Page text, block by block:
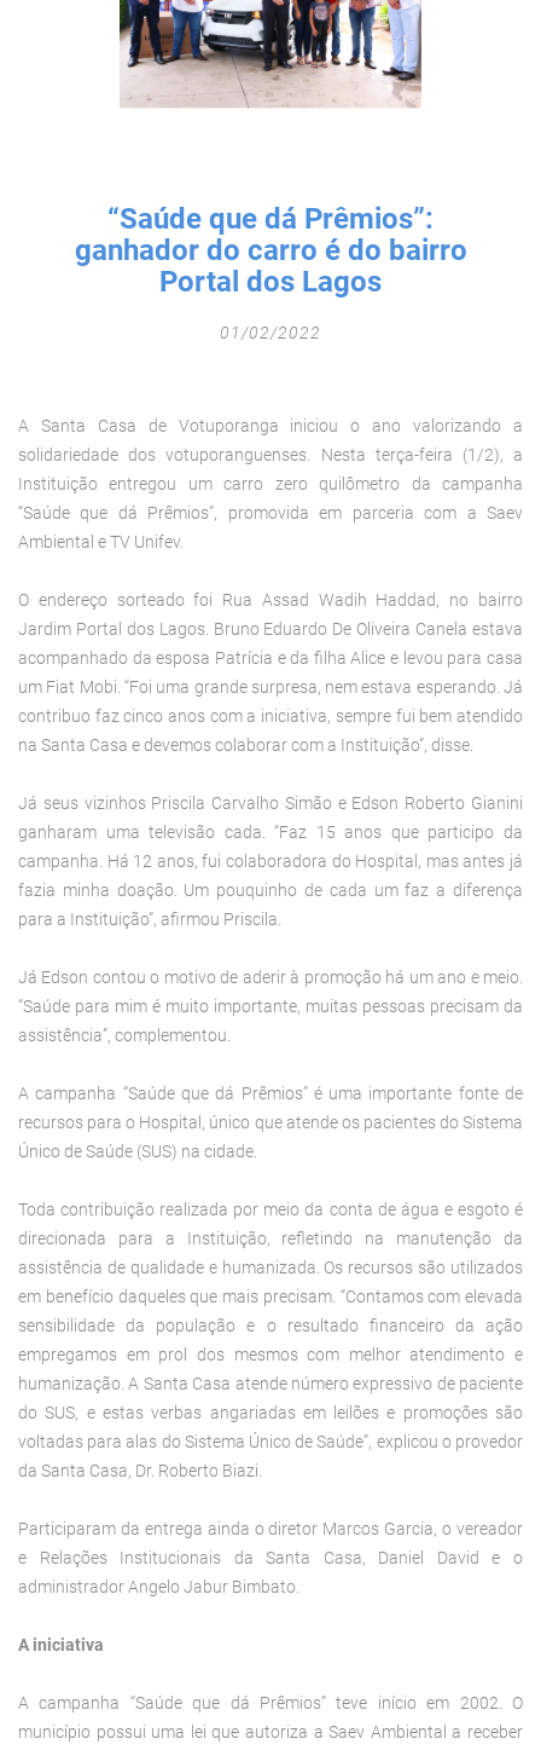
“Saúde que dá Prêmios”:
ganhador do carro é do bairro
Portal dos Lagos
01/02/2022
A Santa Casa de Votuporanga iniciou o ano valorizando a
solidariedade dos votuporanguenses. Nesta terça-feira (1/2), a
Instituição entregou um carro zero quilômetro da campanha
“Saúde que dá Prêmios”, promovida em parceria com a Saev
Ambiental e TV Unifev.
O endereço sorteado foi Rua Assad Wadih Haddad, no bairro
Jardim Portal dos Lagos. Bruno Eduardo De Oliveira Canela estava
acompanhado da esposa Patrícia e da filha Alice e levou para casa
um Fiat Mobi. “Foi uma grande surpresa, nem estava esperando. Já
contribuo faz cinco anos com a iniciativa, sempre fui bem atendido
na Santa Casa e devemos colaborar com a Instituição”, disse.
Já seus vizinhos Priscila Carvalho Simão e Edson Roberto Gianini
ganharam uma televisão cada. “Faz 15 anos que participo da
campanha. Há 12 anos, fui colaboradora do Hospital, mas antes já
fazia minha doação. Um pouquinho de cada um faz a diferença
para a Instituição”, afirmou Priscila.
Já Edson contou o motivo de aderir à promoção há um ano e meio.
“Saúde para mim é muito importante, muitas pessoas precisam da
assistência”, complementou.
A campanha “Saúde que dá Prêmios” é uma importante fonte de
recursos para o Hospital, único que atende os pacientes do Sistema
Único de Saúde (SUS) na cidade.
Toda contribuição realizada por meio da conta de água e esgoto é
direcionada para a Instituição, refletindo na manutenção da
assistência de qualidade e humanizada. Os recursos são utilizados
em benefício daqueles que mais precisam. “Contamos com elevada
sensibilidade da população e o resultado financeiro da ação
empregamos em prol dos mesmos com melhor atendimento e
humanização. A Santa Casa atende número expressivo de paciente
do SUS, e estas verbas angariadas em leilões e promoções são
voltadas para alas do Sistema Único de Saúde”, explicou o provedor
da Santa Casa, Dr. Roberto Biazi.
Participaram da entrega ainda o diretor Marcos Garcia, o vereador
e Relações Institucionais da Santa Casa, Daniel David e o
administrador Angelo Jabur Bimbato.
A iniciativa
A campanha “Saúde que dá Prêmios” teve início em 2002. O
município possui uma lei que autoriza a Saev Ambiental a receber